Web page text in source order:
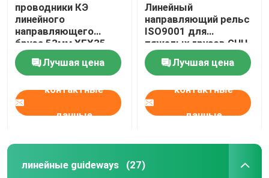
проводники КЭ
линейного
направляющего
бруса 53мм ХГХ35
линейные с
направляющим
блоком
Лучшая цена
контактные
данные
Линейный
направляющий рельс
ISO9001 для
тяжелых грузов GHH
HA Линейный блок
скольжения
Лучшая цена
контактные
данные
линейные guideways (27)